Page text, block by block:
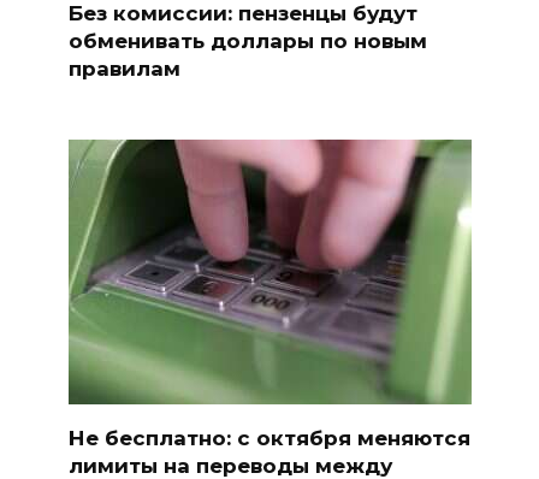
Без комиссии: пензенцы будут
обменивать доллары по новым
правилам
Не бесплатно: с октября меняются
лимиты на переводы между